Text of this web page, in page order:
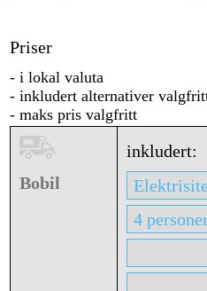
Priser
- i lokal valuta
- inkludert alternativer
- maks pris valgfritt
Bobil
inkludert: